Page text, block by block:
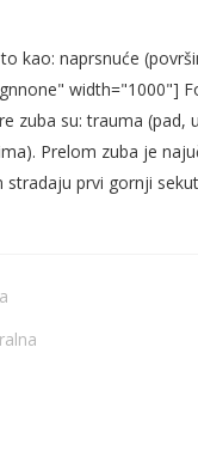
kao: naprsnuće
width="1000"]
su: trauma (pad,
Prelom zuba je
prvi gornji